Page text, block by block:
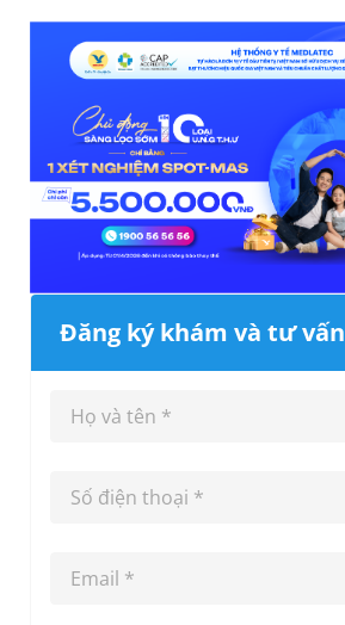
Đăng ký khám và tư vấn